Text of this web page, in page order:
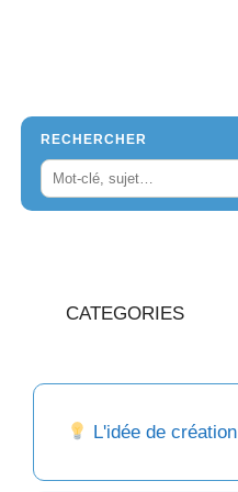
RECHERCHER
CATEGORIES
L'idée de création